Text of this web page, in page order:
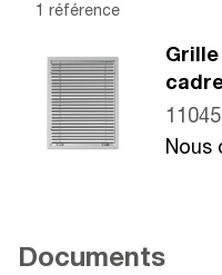
1 référence
Grille
Nous
Documents